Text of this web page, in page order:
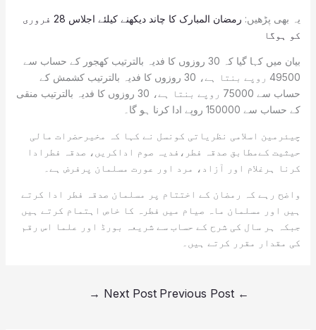
یہ بھی پڑھیں:
رمضان المبارک کا چاند دیکھنے کیلئے اجلاس 28 فروری
کو ہوگا
بیان میں کہا گیا کہ 30 روزوں کا فدیہ بالترتیب کھجور کے حساب سے
49500 روپے بنتا ہے، 30 روزوں کا فدیہ بالترتیب کشمش کے
حساب سے 75000 روپے بنتا ہے، 30 روزوں کا فدیہ بالترتیب منقی
کے حساب سے 150000 روپے ادا کرنا ہو گا۔
چیئرمین اسلامی نظریاتی کونسل نے کہا کہ مخیرحضرات مالی
حیثیت کےمطابق صدقہ فطر،فدیہ صوم اداکریں، صدقہ فطرادا
کرنا ہرغلام اور آزاد، مرد اور عورت مسلمان پرفرض ہے۔
واضح رہے کہ رمضان کے اختتام پر مسلمان صدقہ فطر ادا کرتے
ہیں اور مسلمان ماہ صیام میں فطرہ کا خاص اہتمام کرتے ہیں
جبکہ ہر سال کی شرح کے حساب سے شریعہ بورڈ اور علما اس رقم
کی مقدار مقرر کرتے ہیں۔
←
Next Post
→